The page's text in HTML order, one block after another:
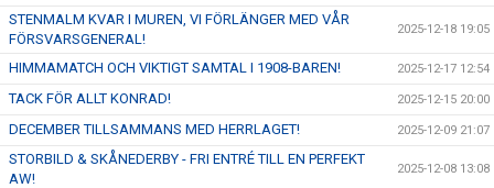
STENMALM KVAR I MUREN, VI FÖRLÄNGER MED VÅR
FÖRSVARSGENERAL!
2025-12-18 19:05
HIMMAMATCH OCH VIKTIGT SAMTAL I 1908-BAREN! 2025-12-17 12:54
TACK FÖR ALLT KONRAD! 2025-12-15 20:00
DECEMBER TILLSAMMANS MED HERRLAGET! 2025-12-09 21:07
STORBILD & SKÅNEDERBY - FRI ENTRÉ TILL EN PERFEKT
AW!
2025-12-08 13:08